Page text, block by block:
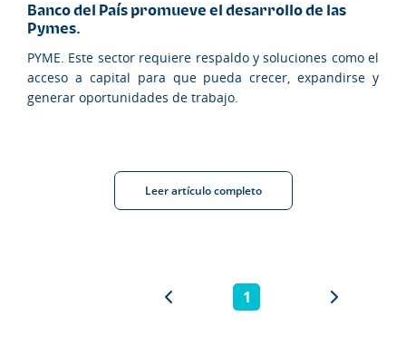
Banco del País promueve el desarrollo de las
Pymes.
PYME. Este sector requiere respaldo y soluciones como el
acceso a capital para que pueda crecer, expandirse y
generar oportunidades de trabajo.
Leer artículo completo
1